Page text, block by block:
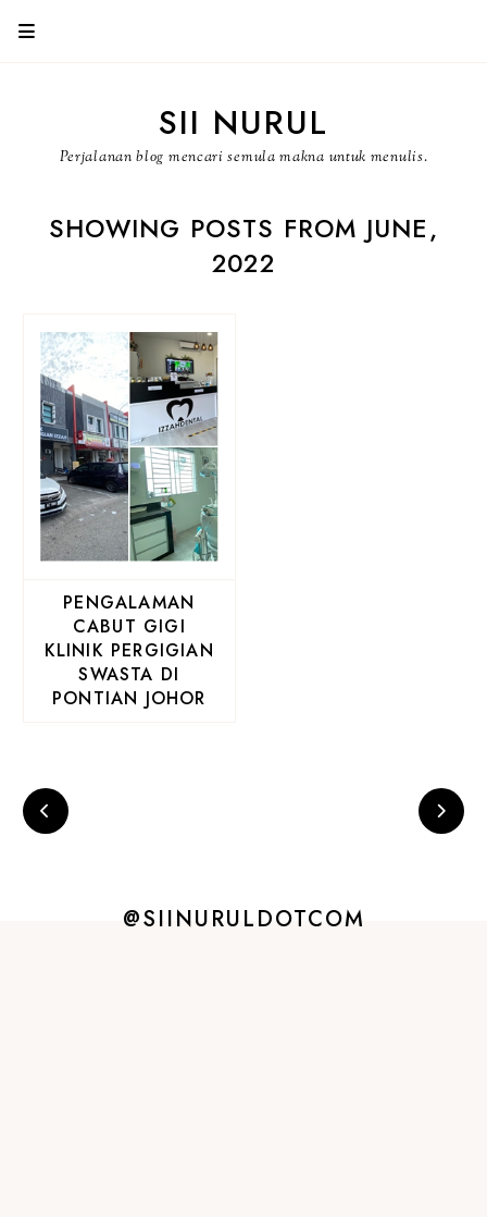
SII NURUL
Perjalanan blog mencari semula makna untuk menulis.
SHOWING POSTS FROM JUNE,
2022
PENGALAMAN
CABUT GIGI
KLINIK PERGIGIAN
SWASTA DI
PONTIAN JOHOR
@SIINURULDOTCOM